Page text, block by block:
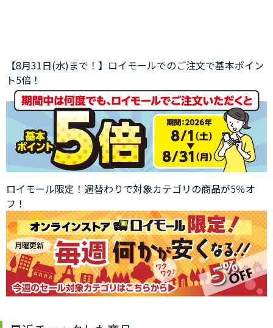
【8月31日(水)まで！】ロイモールでのご注文で基本ポイン
ト5倍！
ロイモール限定！週替わりで対象カテゴリの商品が5％オ
フ！